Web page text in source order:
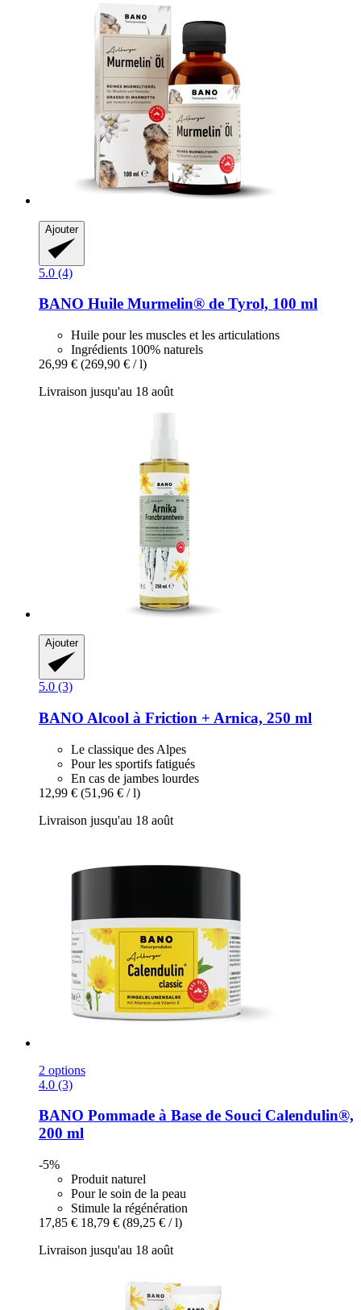
Ajouter
5.0 (4)
BANO Huile Murmelin® de Tyrol, 100 ml
Huile pour les muscles et les articulations
Ingrédients 100% naturels
26,99 € (269,90 € / l)
Livraison jusqu'au 18 août
Ajouter
5.0 (3)
BANO Alcool à Friction + Arnica, 250 ml
Le classique des Alpes
Pour les sportifs fatigués
En cas de jambes lourdes
12,99 € (51,96 € / l)
Livraison jusqu'au 18 août
2 options
4.0 (3)
BANO Pommade à Base de Souci Calendulin®,
200 ml
-5%
Produit naturel
Pour le soin de la peau
Stimule la régénération
17,85 € 18,79 € (89,25 € / l)
Livraison jusqu'au 18 août